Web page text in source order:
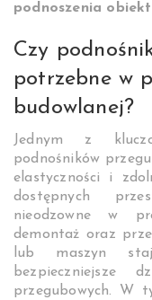
podnoszenia
Czy
potrzebne w
budowlanej?
Jednym z
podnośników
elastyczności i
dostępnych
nieodzowne w
demontaż oraz
lub maszyn
bezpieczniejsze
przegubowych. W